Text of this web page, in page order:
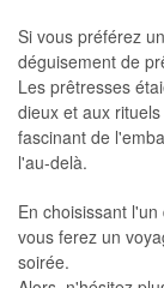
Si vous préférez
déguisement de
Les prêtresses
dieux et aux
fascinant de
l'au-delà.
En choisissant
vous ferez un
soirée.